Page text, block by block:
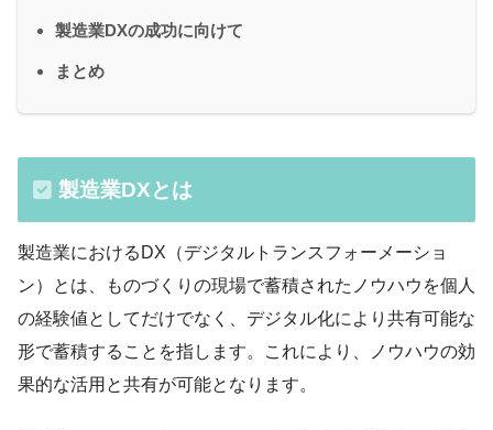
製造業DXの成功に向けて
まとめ
製造業DXとは
製造業におけるDX（デジタルトランスフォーメーショ
ン）とは、ものづくりの現場で蓄積されたノウハウを個人
の経験値としてだけでなく、デジタル化により共有可能な
形で蓄積することを指します。これにより、ノウハウの効
果的な活用と共有が可能となります。